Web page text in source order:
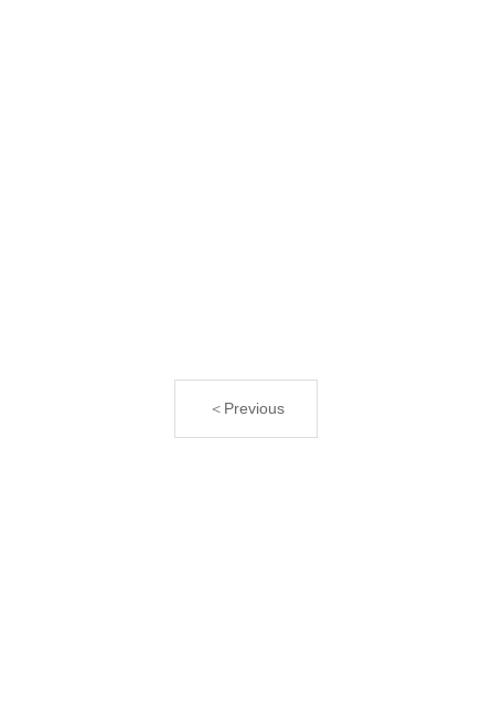
＜Previous